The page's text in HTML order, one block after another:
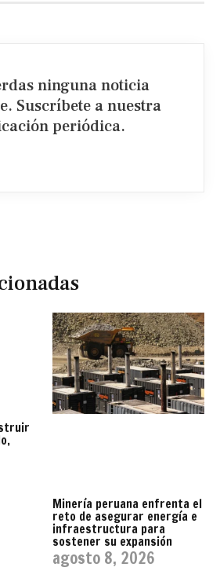
ninguna noticia
Suscríbete a nuestra
periódica.​
Minería peruana enfrenta el
reto de asegurar energía e
infraestructura para
sostener su expansión
agosto 8, 2026